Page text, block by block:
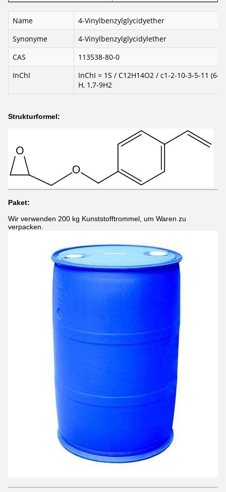
Name
4-Vinylbenzylglycidyether
Synonyme
4-Vinylbenzylglycidylether
CAS
113538-80-0
InChI
InChI = 1S / C12H14O2 / c1-2-10-3-5-11 (6-
H, 1,7-9H2
Strukturformel:
Paket:
Wir verwenden 200 kg Kunststofftrommel, um Waren zu
verpacken.